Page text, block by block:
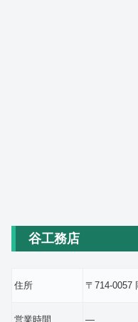
谷工務店
住所 〒714-0057
営業時間 ―